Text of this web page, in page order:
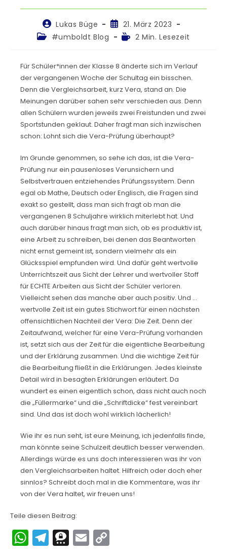
Lukas Büge
21. März 2023
#umboldt Blog
2 Min. Lesezeit
Für Schüler*innen der Klasse 8 änderte sich im Verlauf
der vergangenen Woche der Schultag ein bisschen.
Denn die Vergleichsarbeit, kurz Vera, stand an. Die
Meinungen darüber sahen sehr verschieden aus. Denn
allen Schülern wurden jeweils zwei Freistunden und zwei
Sportstunden geklaut. Daher fragt man sich inzwischen
schon: Lohnt sich die Vera-Prüfung überhaupt?
Im Grunde genommen, so sehe ich das, ist die Vera-
Prüfung nur ein pausenloses Verunsichern und
Selbstvertrauen entziehendes Prüfungssystem. Denn
egal ob Mathe, Deutsch oder Englisch, die Fragen sind
exakt so gestellt, dass man sich fragt ob man die
vergangenen 8 Schuljahre wirklich miterlebt hat. Und
auch darüber hinaus fragt man sich, ob es produktiv ist,
eine Arbeit zu schreiben, bei denen das Beantworten
nicht ernst gemeint ist, sondern vielmehr als ein
Glücksspiel empfunden wird. Und dafür geht wertvolle
Unterrichtszeit aus Sicht der Lehrer und wertvoller Stoff
für ECHTE Arbeiten aus Sicht der Schüler verloren.
Vielleicht sehen das manche aber auch positiv. Und …
wertvolle Zeit ist ein gutes Stichwort für einen nächsten
offensichtlichen Nachteil der Vera: Die Zeit. Denn der
Zeitaufwand, welcher für eine Vera-Prüfung vorhanden
ist, setzt sich aus der Zeit für die eigentliche Bearbeitung
und der Erklärung zusammen. Und die wichtige Zeit für
die Bearbeitung fließt in die Erklärungen. Jedes kleinste
Detail wird in besagten Erklärungen erläutert. Da
wundert es einen eigentlich schon, dass nicht auch noch
die „Füllermarke“ und die „Schriftdicke“ fest vereinbart
sind. Und das ist doch wohl wirklich lächerlich!
Wie ihr es nun seht, ist eure Meinung, ich jedenfalls finde,
man könnte seine Schulzeit deutlich besser verwenden.
Allerdings würde es uns doch interessieren was ihr von
den Vergleichsarbeiten haltet. Hilfreich oder doch eher
sinnlos? Schreibt doch mal in die Kommentare, was ihr
von der Vera haltet, wir freuen uns!
Teile diesen Beitrag:
W T T E